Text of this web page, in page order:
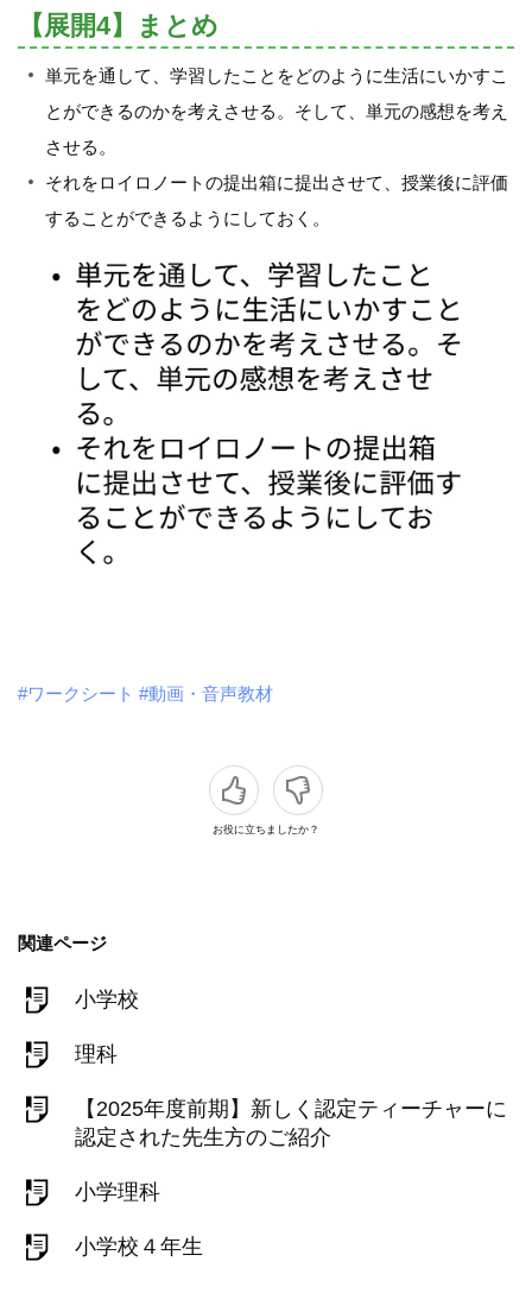
【展開4】まとめ
単元を通して、学習したことをどのように生活にいかすこ
とができるのかを考えさせる。そして、単元の感想を考え
させる。
それをロイロノートの提出箱に提出させて、授業後に評価
することができるようにしておく。
#ワークシート #動画・音声教材
お役に立ちましたか？
関連ページ
小学校
理科
【2025年度前期】新しく認定ティーチャーに
認定された先生方のご紹介
小学理科
小学校４年生